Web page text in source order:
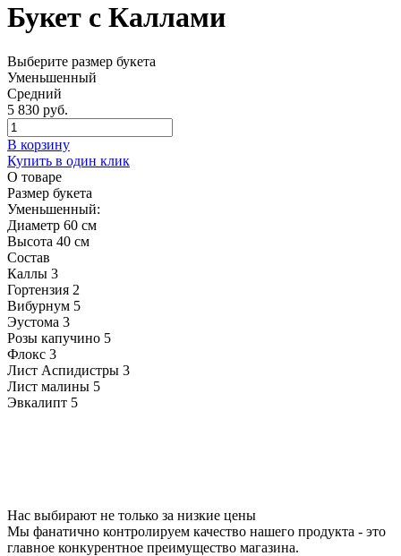
Букет с Каллами
Выберите размер букета
Уменьшенный
Средний
5 830 руб.
В корзину
Купить в один клик
О товаре
Размер букета
Уменьшенный:
Диаметр 60 см
Высота 40 см
Состав
Каллы 3
Гортензия 2
Вибурнум 5
Эустома 3
Розы капучино 5
Флокс 3
Лист Аспидистры 3
Лист малины 5
Эвкалипт 5
Нас выбирают не только за низкие цены
Мы фанатично контролируем качество нашего продукта - это
главное конкурентное преимущество магазина.